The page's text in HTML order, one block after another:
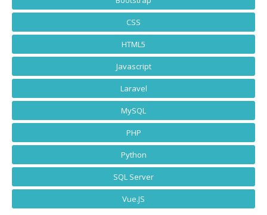
CSS
HTML5
Javascript
Laravel
MySQL
PHP
Python
SQL Server
Vue.JS